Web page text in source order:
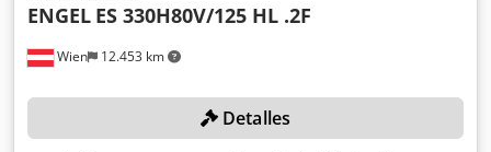
Wien 12.453 km
ENGEL ES 330H80V/125 HL .2F
Detalles